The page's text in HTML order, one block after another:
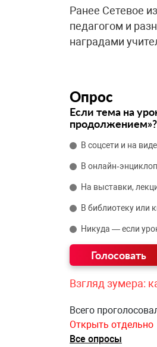
Ранее Сетевое
педагогом и
наградами
Опрос
Если тема на
продолжением»?
В соцсети и на
В
На выставки,
В библиотеку или
Никуда — если
Взгляд зумера:
Всего
Открыть отдельно
Все опросы